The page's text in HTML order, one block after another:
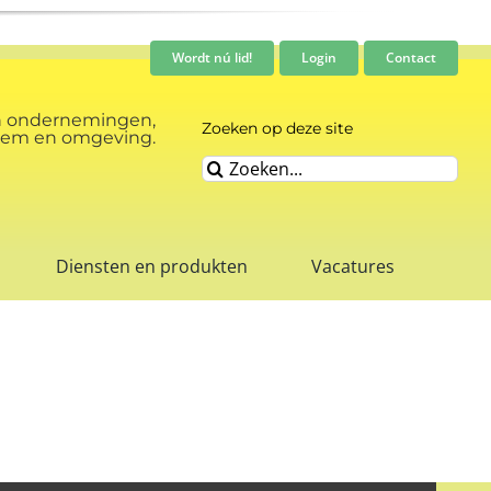
Wordt nú lid! Login Contact
ondernemingen,
en omgeving.
Zoeken op deze site
Zoeken
naar:
Diensten en produkten Vacatures